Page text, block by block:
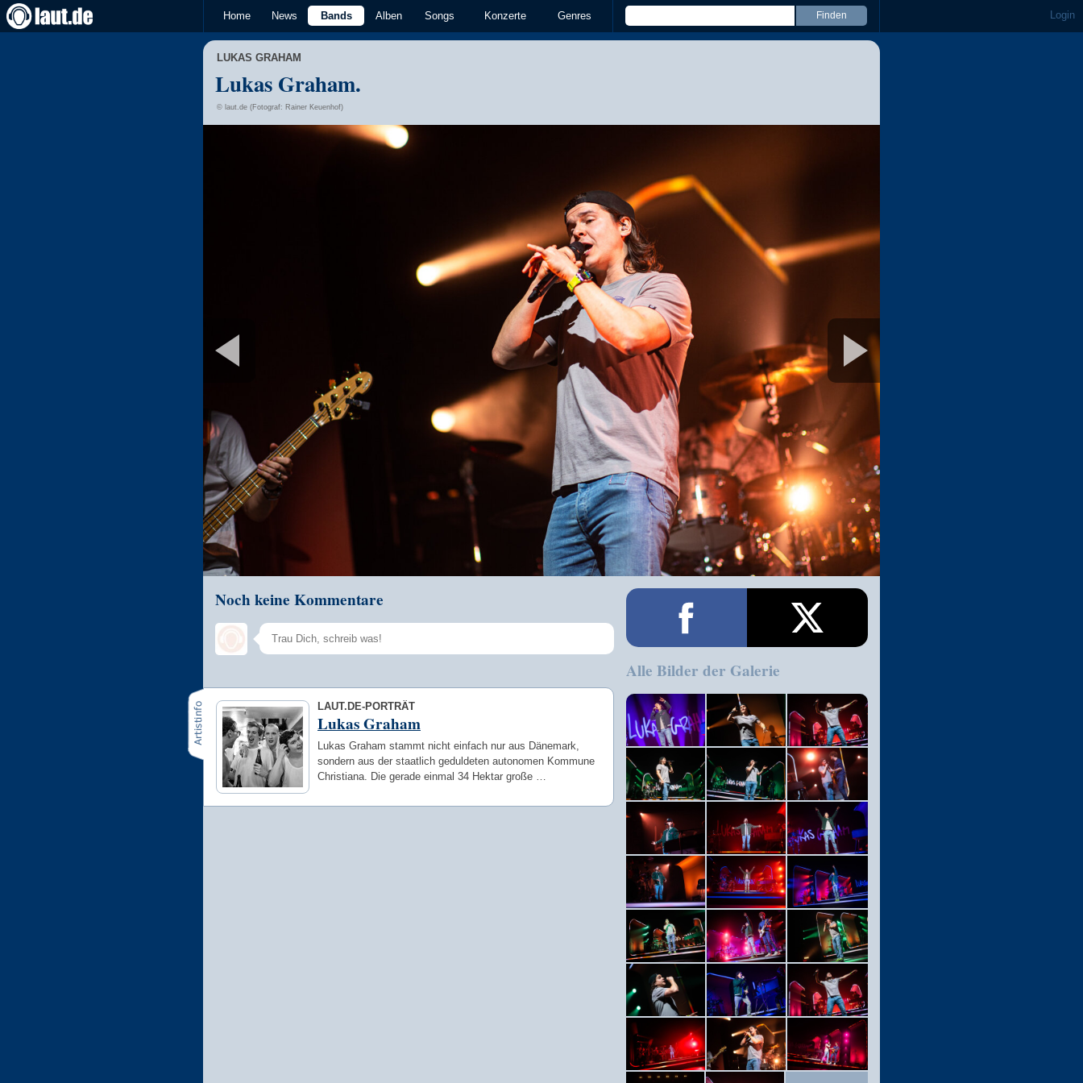
Home News Bands Alben Songs Konzerte Genres Login
LUKAS GRAHAM
Lukas Graham.
© laut.de (Fotograf: Rainer Keuenhof)
Noch keine Kommentare
LAUT.DE-PORTRÄT
Lukas Graham
Lukas Graham stammt nicht einfach nur aus Dänemark,
sondern aus der staatlich geduldeten autonomen Kommune
Christiana. Die gerade einmal 34 Hektar große …
Alle Bilder der Galerie